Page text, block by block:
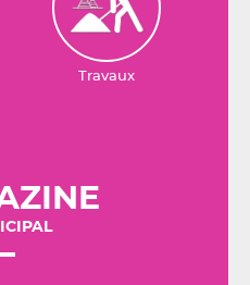
Travaux